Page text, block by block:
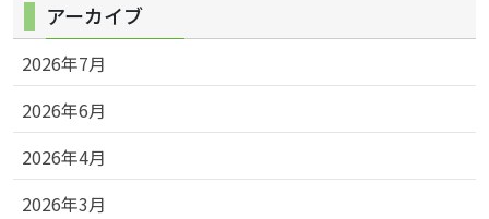
アーカイブ
2026年7月
2026年6月
2026年4月
2026年3月